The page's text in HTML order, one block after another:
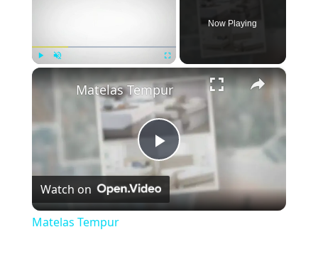
Now Playing
×
P
l
Matelas Tempur
Watch on
Matelas Tempur